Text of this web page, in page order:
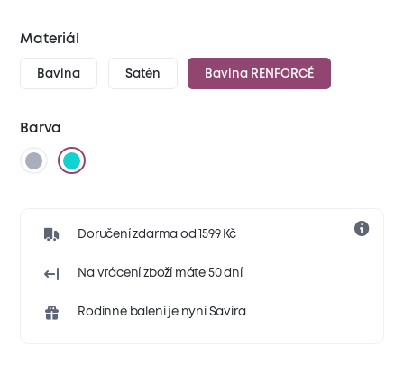
Materiál
Bavlna Satén Bavlna RENFORCÉ
Barva
Doručení zdarma od 1599 Kč
Na vrácení zboží máte 50 dní
Rodinné balení je nyní Savira